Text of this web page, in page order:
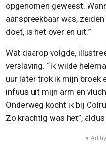
opgenomen geweest.
aanspreekbaar was,
doet, is het over en uit.’”
Wat daarop volgde,
verslaving. “Ik wilde
uur later trok ik mijn broek
infuus uit mijn arm en
Onderweg kocht ik bij
Zo krachtig was het”,
▼ Ad